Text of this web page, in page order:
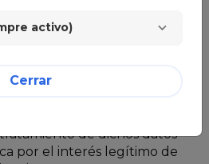
tu interés, siempre que así
de dichos datos
por el interés legítimo de
activo)
Cerrar